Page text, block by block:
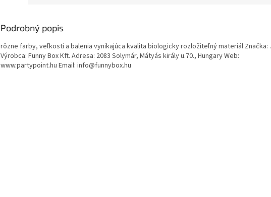
Podrobný popis
rôzne farby, veľkosti a balenia vynikajúca kvalita biologicky rozložiteľný materiál Značka: .
Výrobca: Funny Box Kft. Adresa: 2083 Solymár, Mátyás király u.70., Hungary Web:
www.partypoint.hu Email: info@funnybox.hu